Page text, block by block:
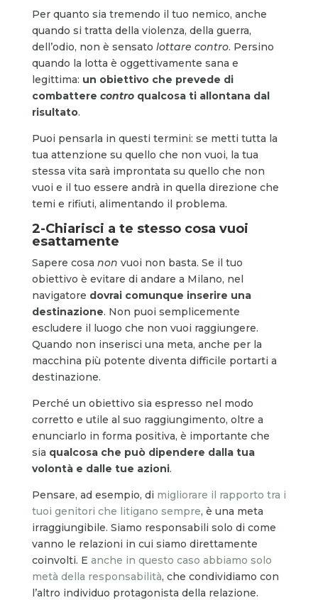
Per quanto sia tremendo il tuo nemico, anche
quando si tratta della violenza, della guerra,
dell’odio, non è sensato lottare contro. Persino
quando la lotta è oggettivamente sana e
legittima: un obiettivo che prevede di
combattere controqualcosa ti allontana dal
risultato.
Puoi pensarla in questi termini: se metti tutta la
tua attenzione su quello che non vuoi, la tua
stessa vita sarà improntata su quello che non
vuoi e il tuo essere andrà in quella direzione che
temi e rifiuti, alimentando il problema.
2-Chiarisci a te stesso cosa vuoi
esattamente
Sapere cosa non vuoi non basta. Se il tuo
obiettivo è evitare di andare a Milano, nel
navigatore dovrai comunque inserire una
destinazione. Non puoi semplicemente
escludere il luogo che non vuoi raggiungere.
Quando non inserisci una meta, anche per la
macchina più potente diventa difficile portarti a
destinazione.
Perché un obiettivo sia espresso nel modo
corretto e utile al suo raggiungimento, oltre a
enunciarlo in forma positiva, è importante che
sia qualcosa che può dipendere dalla tua
volontà e dalle tue azioni.
Pensare, ad esempio, di migliorare il rapporto tra i
tuoi genitori che litigano sempre, è una meta
irraggiungibile. Siamo responsabili solo di come
vanno le relazioni in cui siamo direttamente
coinvolti. E anche in questo caso abbiamo solo
metà della responsabilità, che condividiamo con
l’altro individuo protagonista della relazione.